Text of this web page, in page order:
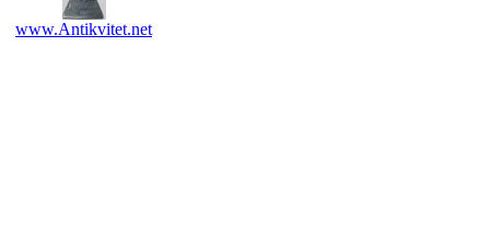
www.Antikvitet.net